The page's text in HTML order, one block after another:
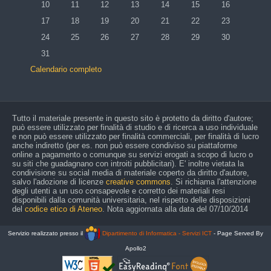
Nessun evento, lunedì 10 agosto
10 Nessun evento, martedì 11 agosto
11 Nessun evento, mercoledì 12 agosto
12 Nessun evento, giovedì 13 agosto
13 Nessun evento, venerdì 14
14 Nessun evento,
15 Nessun
16
Nessun evento, lunedì 17 agosto
17 Nessun evento, martedì 18 agosto
18 Nessun evento, mercoledì 19 agosto
19 Nessun evento, giovedì 20 agosto
20 Nessun evento, venerdì 21
21 Nessun evento,
22 Nessun
23
Nessun evento, lunedì 24 agosto
24 Nessun evento, martedì 25 agosto
25 Nessun evento, mercoledì 26 agosto
26 Nessun evento, giovedì 27 agosto
27 Nessun evento, venerdì 28
28 Nessun evento,
29 Nessun
30
Nessun evento, lunedì 31 agosto
31
Calendario completo
Tutto il materiale presente in questo sito è protetto da diritto d'autore;
può essere utilizzato per finalità di studio e di ricerca a uso individuale
e non può essere utilizzato per finalità commerciali, per finalità di lucro
anche indiretto (per es. non può essere condiviso su piattaforme
online a pagamento o comunque su servizi erogati a scopo di lucro o
su siti che guadagnano con introiti pubblicitari). E' inoltre vietata la
condivisione su social media di materiale coperto da diritto d'autore,
salvo l'adozione di licenze creative commons . Si richiama l'attenzione
degli utenti a un uso consapevole e corretto dei materiali resi
disponibili dalla comunità universitaria, nel rispetto delle disposizioni
del codice etico di Ateneo . Nota aggiornata alla data del 07/10/2014
Servizio realizzato presso il Dipartimento di Informatica - Servizi ICT - Page Served By
Apollo2